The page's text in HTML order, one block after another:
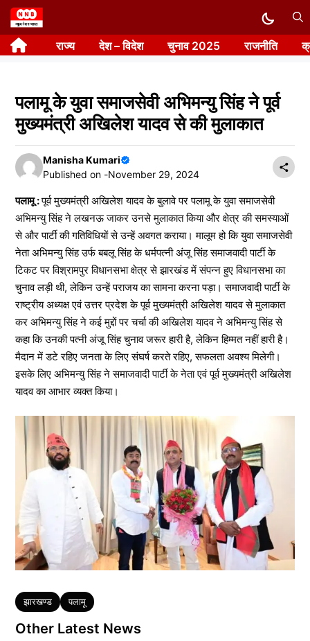
Skip
to
content राज्य देश – विदेश चुनाव 2025 राजनीति
पलामू के युवा समाजसेवी अभिमन्यु सिंह ने पूर्व
मुख्यमंत्री अखिलेश यादव से की मुलाकात
Manisha Kumari
Published on -November 29, 2024
पलामू :पूर्व मुख्यमंत्री अखिलेश यादव के बुलावे पर पलामू के युवा समाजसेवी
अभिमन्यु सिंह ने लखनऊ जाकर उनसे मुलाकात किया और क्षेत्र की समस्याओं
से और पार्टी की गतिविधियों से उन्हें अवगत कराया। मालूम हो कि युवा समाजसेवी
नेता अभिमन्यु सिंह उर्फ बबलू सिंह के धर्मपत्नी अंजू सिंह समाजवादी पार्टी के
टिकट पर विश्रामपुर विधानसभा क्षेत्र से झारखंड में संपन्न हुए विधानसभा का
चुनाव लड़ी थी, लेकिन उन्हें पराजय का सामना करना पड़ा। समाजवादी पार्टी के
राष्ट्रीय अध्यक्ष एवं उत्तर प्रदेश के पूर्व मुख्यमंत्री अखिलेश यादव से मुलाकात
कर अभिमन्यु सिंह ने कई मुद्दों पर चर्चा की अखिलेश यादव ने अभिमन्यु सिंह से
कहा कि उनकी पत्नी अंजू सिंह चुनाव जरूर हारी है, लेकिन हिम्मत नहीं हारी है।
मैदान में डटे रहिए जनता के लिए संघर्ष करते रहिए, सफलता अवश्य मिलेगी।
इसके लिए अभिमन्यु सिंह ने समाजवादी पार्टी के नेता एवं पूर्व मुख्यमंत्री अखिलेश
यादव का आभार व्यक्त किया।
Tags
झारखण्ड पलामू
Other Latest News